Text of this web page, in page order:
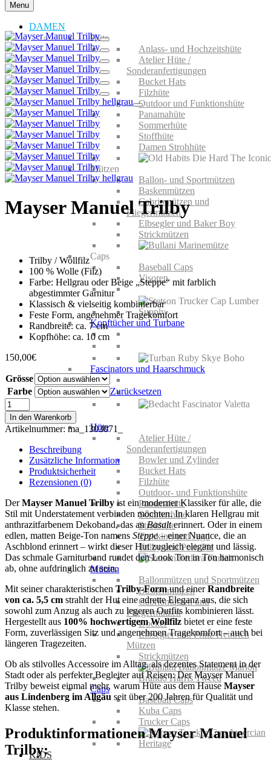
Menu
DAMEN
Hüte
Anlass- und Hochzeitshüte
Atelier Hüte /
Sonderanfertigungen
Bucket Hats
Filzhüte
Outdoor und Funktionshüte
Panamahüte
Sommerhüte
Stoffhüte
Damen Strohhüte
Mützen
Ballon- und Sportmützen
Baskenmützen
Cabriomützen und
Fliegermützen
Elbsegler und Baker Boy
Strickmützen
Caps
Baseball Caps
Visoren
Kopftücher und Turbane
Fascinators und Haarschmuck
HERREN
Hüte
Atelier Hüte /
Sonderanfertigungen
Bowler und Zylinder
Bucket Hats
Filzhüte
Outdoor- und Funktionshüte
Panamahüte
Sommerhüte
Strohhüte
Trekking und Jagd
Trilby und Pork Pie
Mützen
Ballonmützen und Sportmützen
Baskenmützen
Cabriomützen und
Fliegermützen
Docker
Elbsegler und Prinz Heinrich
Mützen
Strickmützen
Caps
Baseball Caps
Kuba Caps
Trucker Caps
KIDS
Mayser Manuel Trilby
Trilby / Wollfilz
100 % Wolle (Filz)
Farbe: Hellgrau oder Beige „Steppe“ mit farblich
abgestimmter Garnitur
Klassisch & vielseitig kombinierbar
Feste Form, angenehmer Tragekomfort
Randbreite: ca. 7 cm
Kopfhöhe: ca. 10 cm
150,00€
Grösse
Farbe
Zurücksetzen
Mayser
Manuel
Trilby
Menge
In den Warenkorb
Artikelnummer: ma_1303071_
Beschreibung
Zusätzliche Information
Produktsicherheit
Rezensionen (0)
DerMayser Manuel Trilby ist ein moderner Klassiker für alle, die
Stil mit Understatement verbinden möchten. In klaren Hellgrau mit
anthrazitfarbenem Dekoband, das anBasalterinnert. Oder in einem
edlen, matten Beige-Ton namens Steppe– einer Nuance, die an
Aschblond erinnert – wirkt dieser Hut zugleich elegant und lässig.
Das schmale Garniturband rundet den Look Ton in Ton harmonisch
ab, ohne aufdringlich zu sein.
Mit seiner charakteristischen Trilby-Formund einerRandbreite
von ca. 5,5 cm strahlt der Hut eine adrette Eleganz aus, die sich
sowohl zum Anzug als auch zu legeren Outfits kombinieren lässt.
Hergestellt aus 100% hochwertigem Wollfilz bietet er eine feste
Form, zuverlässigen Sitz und angenehmen Tragekomfort – auch bei
längeren Tragezeiten.
Ob als stilvolles Accessoire im Alltag, als dezentes Statement in der
Stadt oder als perfekter Begleiter auf Reisen: Der Mayser Manuel
Trilby beweist einmal mehr, warum Hüte aus dem Hause Mayser
aus Lindenberg im Allgäu seit über 200 Jahren für Qualität und
Klasse stehen.
Produktinformationen Mayser Manuel
Trilby: